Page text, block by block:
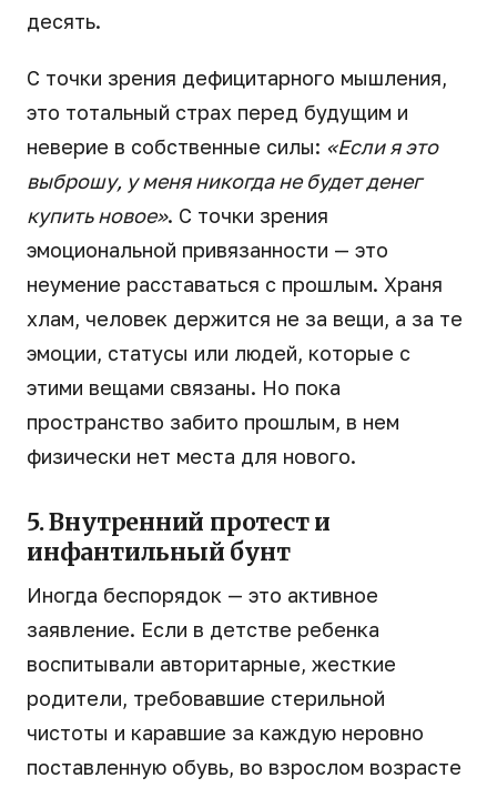
десять.
С точки зрения дефицитарного мышления,
это тотальный страх перед будущим и
неверие в собственные силы: «Если я это
выброшу, у меня никогда не будет денег
купить новое». С точки зрения
эмоциональной привязанности — это
неумение расставаться с прошлым. Храня
хлам, человек держится не за вещи, а за те
эмоции, статусы или людей, которые с
этими вещами связаны. Но пока
пространство забито прошлым, в нем
физически нет места для нового.
5. Внутренний протест и
инфантильный бунт
Иногда беспорядок — это активное
заявление. Если в детстве ребенка
воспитывали авторитарные, жесткие
родители, требовавшие стерильной
чистоты и каравшие за каждую неровно
поставленную обувь, во взрослом возрасте